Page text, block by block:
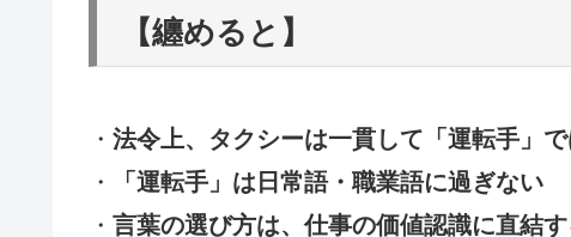
【纏めると】
・ 法令上、タクシーは一貫して「運転手」で
・
「運転手」は日常語・職業語に過ぎない
・ 言葉の選び方は、仕事の価値認識に直結す